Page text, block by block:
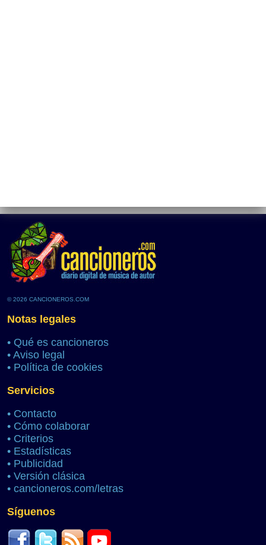
© 2026 CANCIONEROS.COM
Notas legales
• Qué es cancioneros
• Aviso legal
• Política de cookies
Servicios
• Contacto
• Cómo colaborar
• Criterios
• Estadísticas
• Publicidad
• Versión clásica
• cancioneros.com/letras
Síguenos